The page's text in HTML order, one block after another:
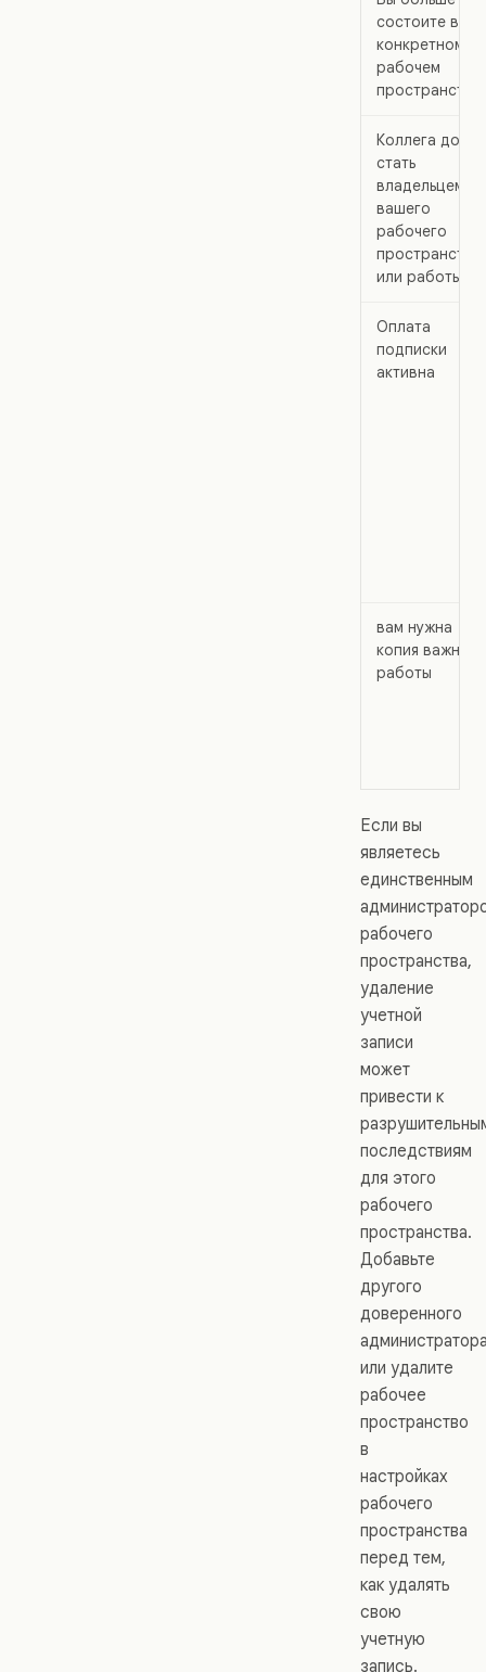
состоите в
конкретном
рабочем
пространстве
Коллега
стать
владельцем
вашего
рабочего
пространства
или работы
Оплата
подписки
активна
вам нужна
копия важной
работы
Если вы
являетесь
единственным
рабочего
пространства,
удаление
учетной
записи
может
привести к
последствиям
для этого
рабочего
пространства.
Добавьте
другого
доверенного
или удалите
рабочее
пространство
в
настройках
рабочего
пространства
перед тем,
как удалять
свою
учетную
запись.